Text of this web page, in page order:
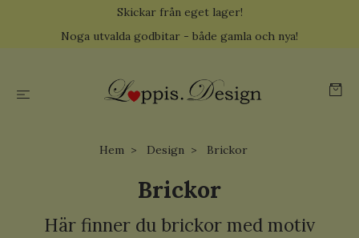
Skickar från eget lager!
Noga utvalda godbitar - både gamla och nya!
Hem Design Brickor
Brickor
Här finner du brickor med motiv